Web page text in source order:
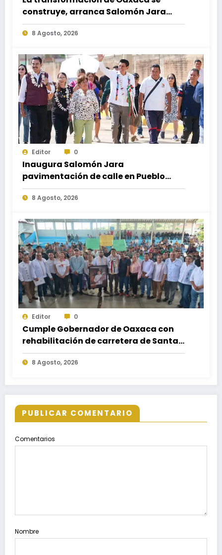
construye, arranca Salomón Jara
obra del paso a desnivel en la
carretera federal 190 kilómetro 184 +
8 Agosto, 2026
Editor 0
Inaugura Salomón Jara
pavimentación de calle en Pueblo
Nuevo; fortalece movilidad y
conectividad
8 Agosto, 2026
Editor 0
Cumple Gobernador de Oaxaca con
rehabilitación de carretera de Santa
María Ecatepec
8 Agosto, 2026
PUBLICAR COMENTARIO
Comentarios
Nombre